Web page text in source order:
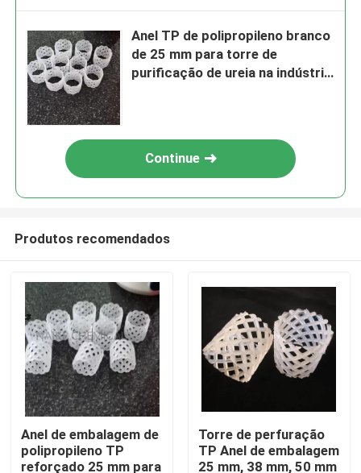
Anel TP de polipropileno branco
de 25 mm para torre de
purificação de ureia na indústria
Continue
Produtos recomendados
Anel de embalagem de
polipropileno TP
reforçado 25 mm para
Torre de perfuração
TP Anel de embalagem
25 mm, 38 mm, 50 mm